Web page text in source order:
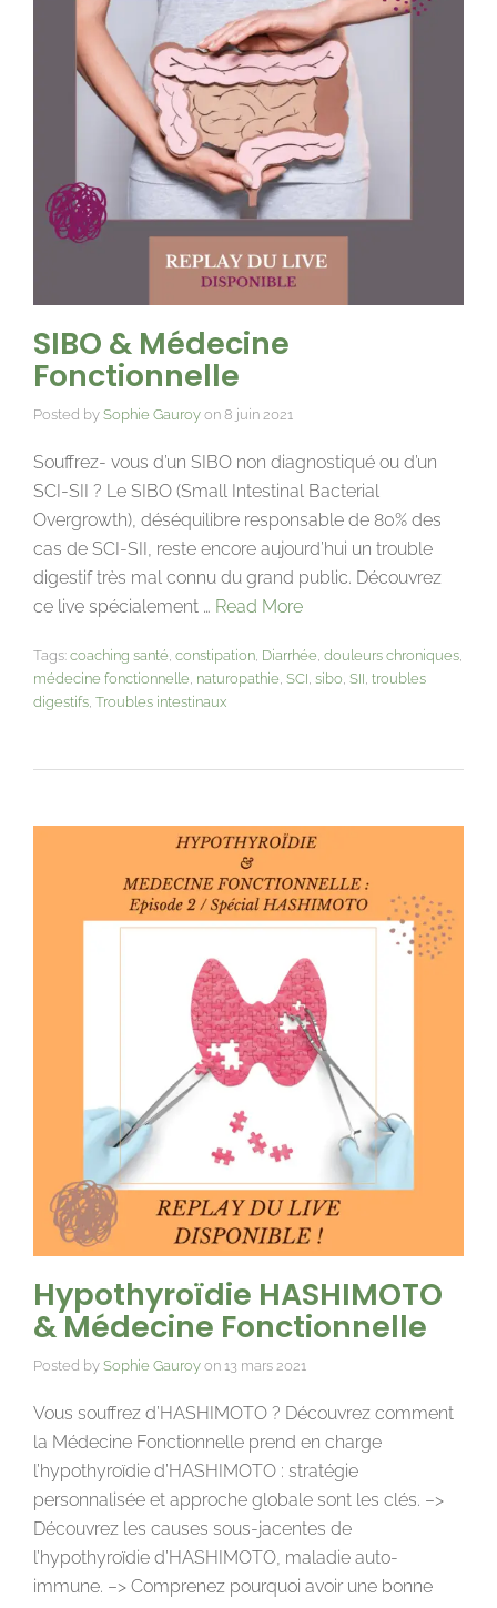
SIBO & Médecine
Fonctionnelle
Posted by Sophie Gauroy on 8 juin 2021
Souffrez- vous d’un SIBO non diagnostiqué ou d’un
SCI-SII ? Le SIBO (Small Intestinal Bacterial
Overgrowth), déséquilibre responsable de 80% des
cas de SCI-SII, reste encore aujourd’hui un trouble
digestif très mal connu du grand public. Découvrez
ce live spécialement … Read More
Tags: coaching santé, constipation, Diarrhée, douleurs chroniques,
médecine fonctionnelle, naturopathie, SCI, sibo, SII, troubles
digestifs, Troubles intestinaux
Hypothyroïdie HASHIMOTO
& Médecine Fonctionnelle
Posted by Sophie Gauroy on 13 mars 2021
Vous souffrez d’HASHIMOTO ? Découvrez comment
la Médecine Fonctionnelle prend en charge
l’hypothyroïdie d’HASHIMOTO : stratégie
personnalisée et approche globale sont les clés. –>
Découvrez les causes sous-jacentes de
l’hypothyroïdie d’HASHIMOTO, maladie auto-
immune. –> Comprenez pourquoi avoir une bonne